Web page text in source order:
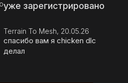
уже зарегистрировано
Terrain To Mesh, 20.05.26
спасибо вам я chicken dlc
делал